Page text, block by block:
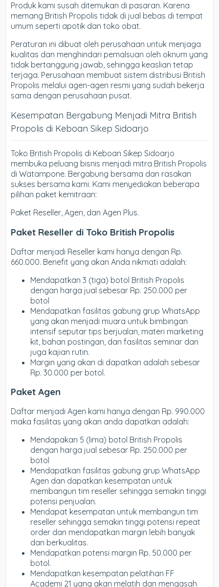
Produk kami susah ditemukan di pasaran. Karena
memang British Propolis tidak di jual bebas di tempat
umum seperti apotik dan toko obat.
Peraturan ini dibuat oleh perusahaan untuk menjaga
kualitas dan menghindari pemalsuan oleh oknum yang
tidak bertanggung jawab, sehingga keaslian tetap
terjaga. Perusahaan membuat sistem distribusi British
Propolis melalui agen-agen resmi yang sudah bekerja
sama dengan perusahaan pusat.
Kesempatan Bergabung Menjadi Mitra British
Propolis di Keboan Sikep Sidoarjo
Toko British Propolis di Keboan Sikep Sidoarjo
membuka peluang bisnis menjadi mitra British Propolis
di Watampone. Bergabung bersama dan rasakan
sukses bersama kami. Kami menyediakan beberapa
pilihan paket kemitraan:
Paket Reseller, Agen, dan Agen Plus.
Paket Reseller di Toko British Propolis
Daftar menjadi Reseller kami hanya dengan Rp.
660.000. Benefit yang akan Anda nikmati adalah:
Mendapatkan 3 (tiga) botol British Propolis
dengan harga jual sebesar Rp. 250.000 per
botol
Mendapatkan fasilitas gabung grup WhatsApp
yang akan menjadi muara untuk bimbingan
intensif seputar tips berjualan, materi marketing
kit, bahan postingan, dan fasilitas seminar dan
juga kajian rutin.
Margin yang akan di dapatkan adalah sebesar
Rp. 30.000 per botol.
Paket Agen
Daftar menjadi Agen kami hanya dengan Rp. 990.000
maka fasilitas yang akan anda dapatkan adalah:
Mendapakan 5 (lima) botol British Propolis
dengan harga jual sebesar Rp. 250.000 per
botol
Mendapatkan fasilitas gabung grup WhatsApp
Agen dan dapatkan kesempatan untuk
membangun tim reseller sehingga semakin tinggi
potensi penjualan.
Mendapat kesempatan untuk membangun tim
reseller sehingga semakin tinggi potensi repeat
order dan mendapatkan margin lebih banyak
dan berkualitas.
Mendapatkan potensi margin Rp. 50.000 per
botol.
Mendapatkan kesempatan pelatihan FF
Academi 21 yang akan melatih dan mengasah